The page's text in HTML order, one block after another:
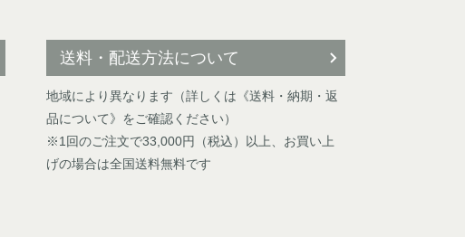
送料・配送方法について
地域により異なります（詳しくは《送料・納期・返
品について》をご確認ください）
※1回のご注文で33,000円（税込）以上、お買い上
げの場合は全国送料無料です